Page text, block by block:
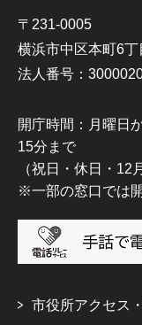
〒231-0005
横浜市中区本町6
法人番号：
開庁時間：月曜日
15分まで
（祝日・休日・12
※一部の窓口では
市役所アクセス